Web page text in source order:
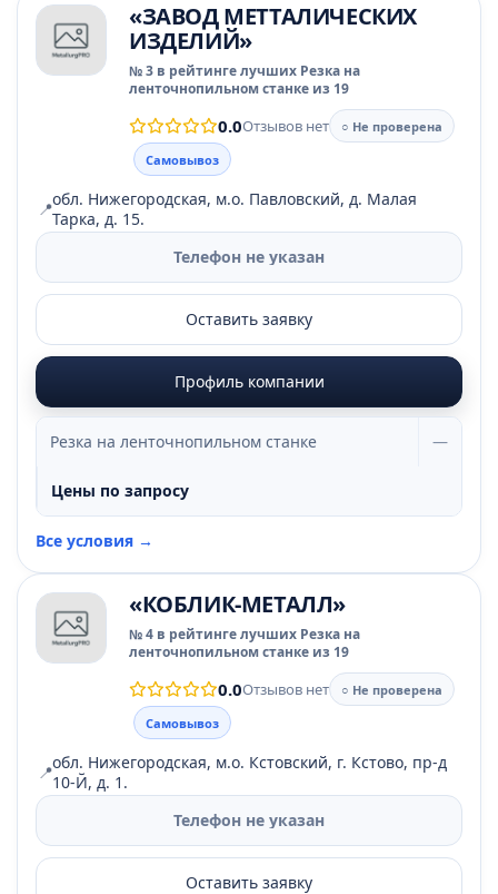
«ЗАВОД МЕТТАЛИЧЕСКИХ
ИЗДЕЛИЙ»
№ 3 в рейтинге лучших Резка на
ленточнопильном станке из 19
0.0Отзывов нет
○ Не проверена
Самовывоз
📍обл. Нижегородская, м.о. Павловский, д. Малая
Тарка, д. 15.
Телефон не указан
Оставить заявку
Профиль компании
Резка на ленточнопильном станке —
Цены по запросу
Все условия →
«КОБЛИК-МЕТАЛЛ»
№ 4 в рейтинге лучших Резка на
ленточнопильном станке из 19
0.0Отзывов нет
○ Не проверена
Самовывоз
📍обл. Нижегородская, м.о. Кстовский, г. Кстово, пр-д
10-Й, д. 1.
Телефон не указан
Оставить заявку